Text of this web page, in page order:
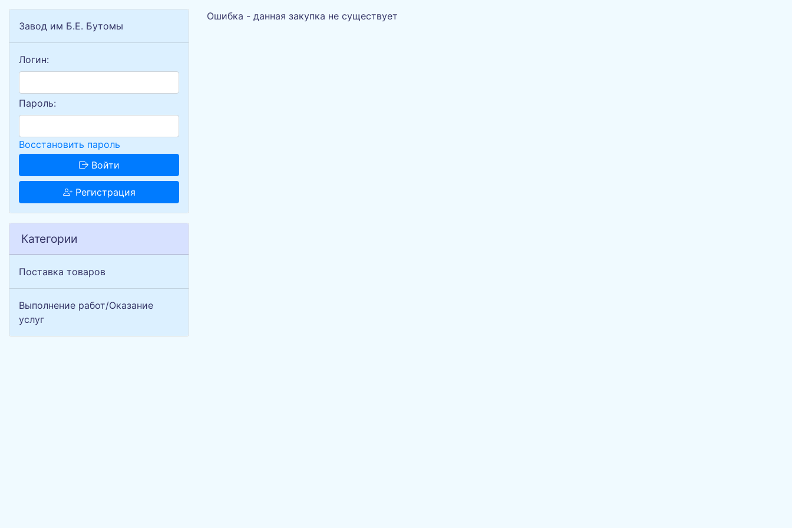
Завод им Б.Е. Бутомы
Логин:
Пароль:
Восстановить пароль
Войти
Регистрация
Категории
Поставка товаров
Выполнение работ/Оказание
услуг
Ошибка - данная закупка не существует